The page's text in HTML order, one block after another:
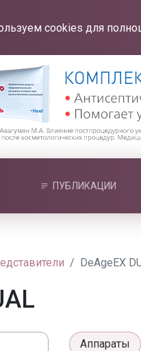
cookies для
ПУБЛИКАЦИИ
DeAgeEX
Аппараты